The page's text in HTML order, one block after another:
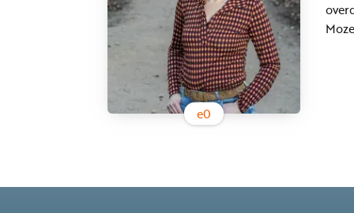
e0